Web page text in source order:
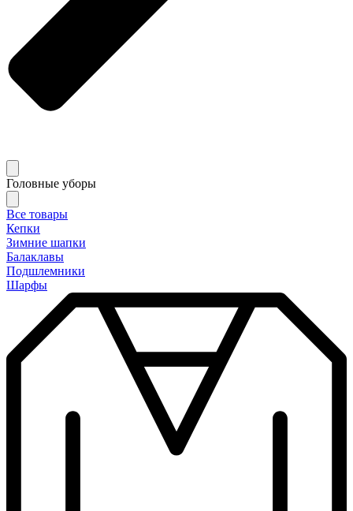
Головные уборы
Все товары
Кепки
Зимние шапки
Балаклавы
Подшлемники
Шарфы